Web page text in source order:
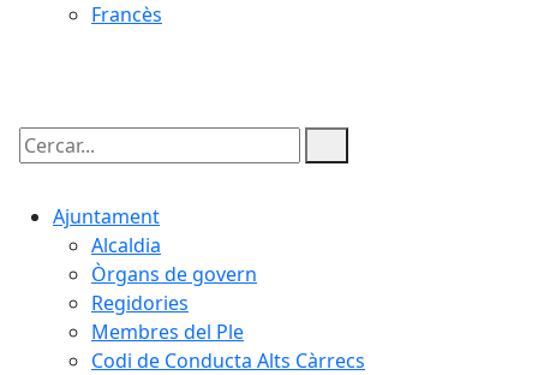
Francès
Cercar:
Ajuntament
Alcaldia
Òrgans de govern
Regidories
Membres del Ple
Codi de Conducta Alts Càrrecs